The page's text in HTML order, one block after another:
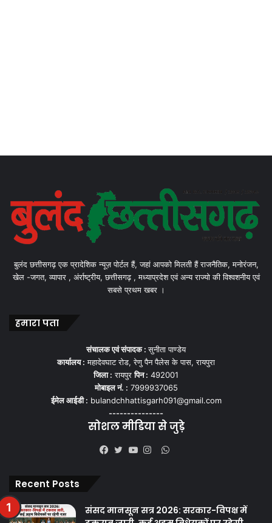
बुलंद छत्तीसगढ़ एक प्रादेशिक न्यूज़ पोर्टल हैं, जहां आपको मिलती हैं राजनैतिक, मनोरंजन,
खेल -जगत, व्यापार , अंर्राष्ट्रीय, छत्तीसगढ़ , मध्याप्रदेश एवं अन्य राज्यो की विश्वशनीय एवं
सबसे प्रथम खबर ।
हमारा पता
संचालक एवं संपादक :सुनीता पाण्डेय
कार्यालय : महादेवघाट रोड, रेणु पैन पैलेस के पास, रायपुरा
जिला : रायपुरपिन : 492001
मोबाइल नं. : 7999937065
ईमेल आईडी : bulandchhattisgarh091@gmail.com
---------------
सोशल मीडिया से जुड़े
WhatsApp
Recent Posts
संसद मानसून सत्र 2026: सरकार-विपक्ष में